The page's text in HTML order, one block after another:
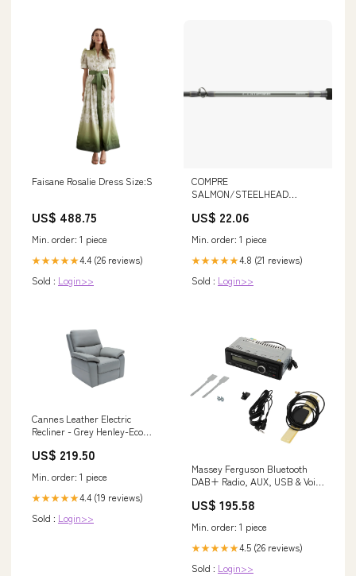
Faisane Rosalie Dress Size:S
US$ 488.75
Min. order: 1 piece
★★★★★4.4 (26 reviews)
Sold : Login>>
COMPRE
SALMON/STEELHEAD
US$ 22.06
Min. order: 1 piece
★★★★★4.8 (21 reviews)
Sold : Login>>
Cannes Leather Electric
Recliner - Grey Henley-Eco
US$ 219.50
Min. order: 1 piece
★★★★★4.4 (19 reviews)
Sold : Login>>
Massey Ferguson Bluetooth
DAB+ Radio, AUX, USB & Voice
lamborghini-1056-esi7318618
US$ 195.58
Min. order: 1 piece
★★★★★4.5 (26 reviews)
Sold : Login>>